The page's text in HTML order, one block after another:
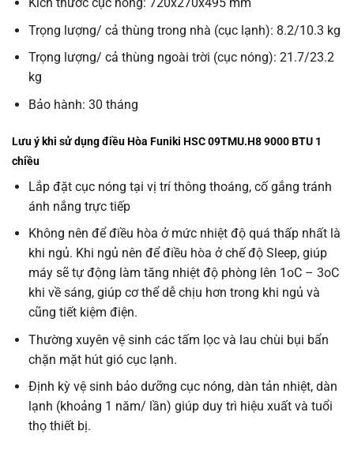
Trọng lượng/ cả thùng trong nhà (cục lạnh): 8.2/10.3 kg
Trọng lượng/ cả thùng ngoài trời (cục nóng): 21.7/23.2
kg
Bảo hành: 30 tháng
Lưu ý khi sử dụng điều Hòa Funiki HSC 09TMU.H8 9000 BTU 1
chiều
Lắp đặt cục nóng tại vị trí thông thoáng, cố gắng tránh
ánh nắng trực tiếp
Không nên để điều hòa ở mức nhiệt độ quá thấp nhất là
khi ngủ. Khi ngủ nên để điều hòa ở chế độ Sleep, giúp
máy sẽ tự động làm tăng nhiệt độ phòng lên 1oC – 3oC
khi về sáng, giúp cơ thể dễ chịu hơn trong khi ngủ và
cũng tiết kiệm điện.
Thường xuyên vệ sinh các tấm lọc và lau chùi bụi bẩn
chặn mặt hút gió cục lạnh.
Định kỳ vệ sinh bảo dưỡng cục nóng, dàn tản nhiệt, dàn
lạnh (khoảng 1 năm/ lần) giúp duy trì hiệu xuất và tuổi
thọ thiết bị.